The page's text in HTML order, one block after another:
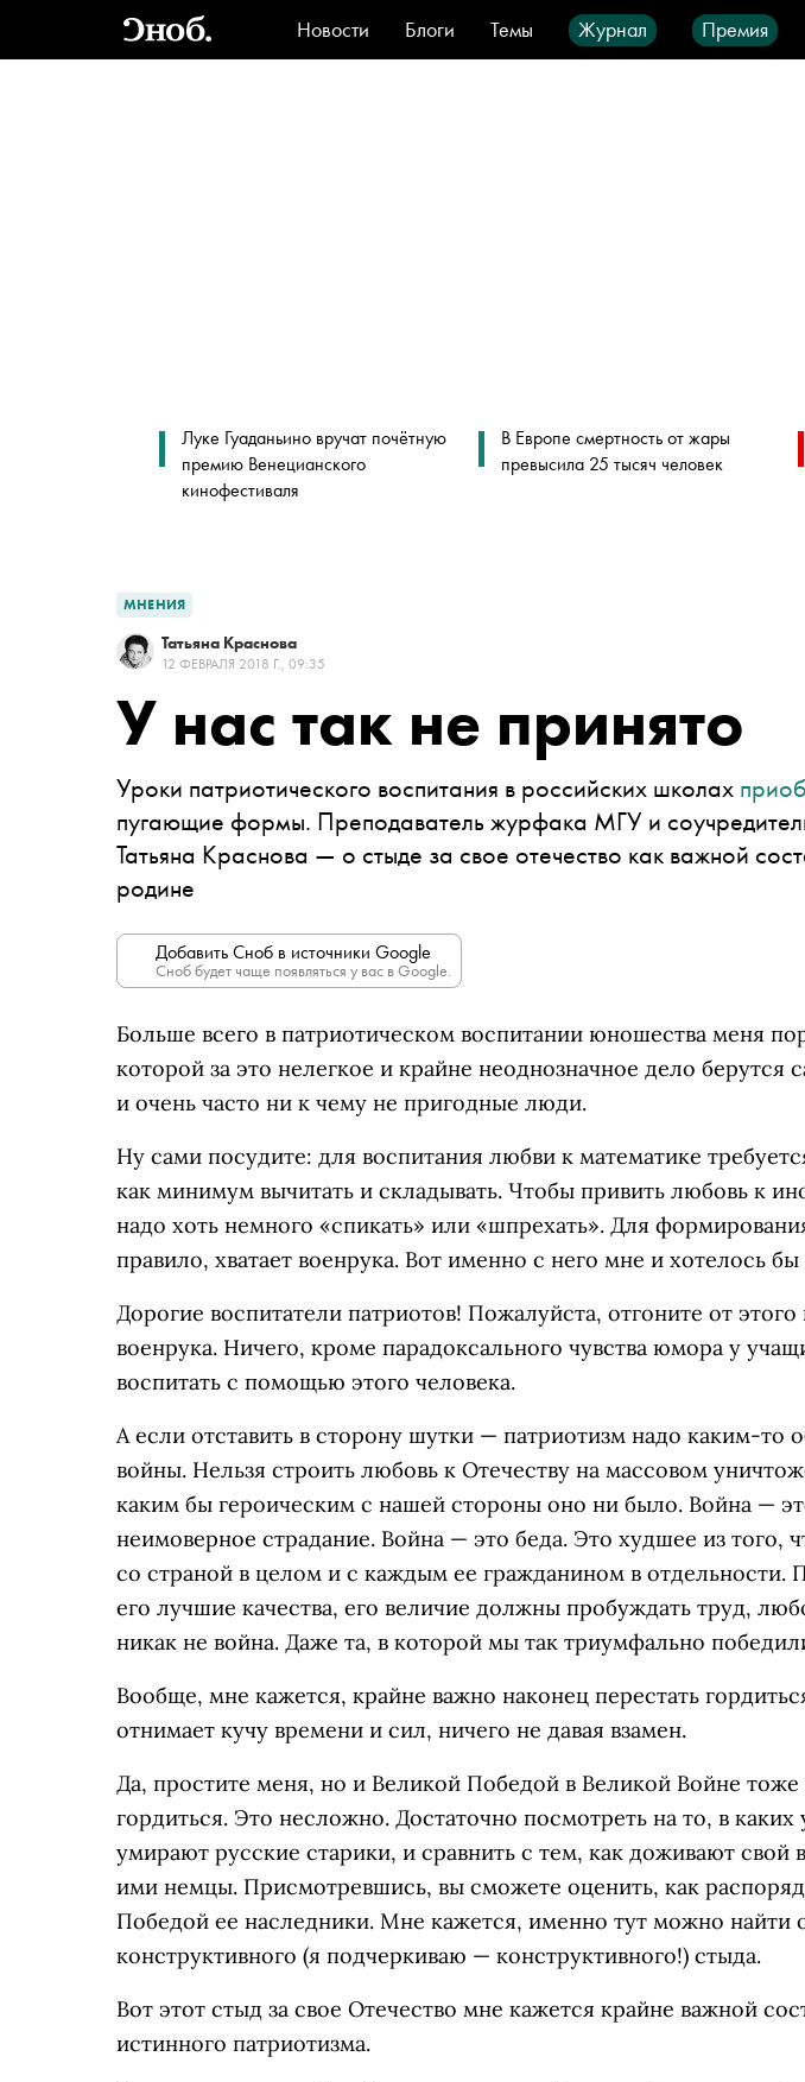
Новости Блоги Темы Журнал Премия
Стиль
Видео Город IT-продукты
Луке Гуаданьино вручат почётную
премию Венецианского
кинофестиваля
В Европе смертность от жары
превысила 25 тысяч человек
МНЕНИЯ
Татьяна Краснова
12 ФЕВРАЛЯ 2018 Г., 09:35
У нас так не принято
Уроки патриотического воспитания в российских школах
пугающие формы. Преподаватель журфака МГУ и
Татьяна Краснова — о стыде за свое отечество как важной
родине
Добавить Сноб в источники Google
Сноб будет чаще появляться у вас в Google.
Больше всего в патриотическом воспитании юношества меня
которой за это нелегкое и крайне неоднозначное дело
и очень часто ни к чему не пригодные люди.
Ну сами посудите: для воспитания любви к математике
как минимум вычитать и складывать. Чтобы привить любовь к
надо хоть немного «спикать» или «шпрехать». Для
правило, хватает военрука. Вот именно с него мне и хотелось бы
Дорогие воспитатели патриотов! Пожалуйста, отгоните от
военрука. Ничего, кроме парадоксального чувства юмора у
воспитать с помощью этого человека.
А если отставить в сторону шутки — патриотизм надо каким-то
войны. Нельзя строить любовь к Отечеству на массовом
каким бы героическим с нашей стороны оно ни было. Война —
неимоверное страдание. Война — это беда. Это худшее из того,
со страной в целом и с каждым ее гражданином в отдельности.
его лучшие качества, его величие должны пробуждать труд,
никак не война. Даже та, в которой мы так триумфально
Вообще, мне кажется, крайне важно наконец перестать
отнимает кучу времени и сил, ничего не давая взамен.
Да, простите меня, но и Великой Победой в Великой Войне тоже
гордиться. Это несложно. Достаточно посмотреть на то, в каких
умирают русские старики, и сравнить с тем, как доживают свой
ими немцы. Присмотревшись, вы сможете оценить, как
Победой ее наследники. Мне кажется, именно тут можно найти
конструктивного (я подчеркиваю — конструктивного!) стыда.
Вот этот стыд за свое Отечество мне кажется крайне важной
истинного патриотизма.